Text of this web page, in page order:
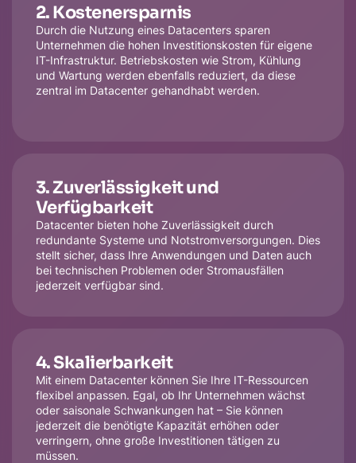
2. Kostenersparnis
Durch die Nutzung eines Datacenters sparen
Unternehmen die hohen Investitionskosten für eigene
IT-Infrastruktur. Betriebskosten wie Strom, Kühlung
und Wartung werden ebenfalls reduziert, da diese
zentral im Datacenter gehandhabt werden.
3. Zuverlässigkeit und
Verfügbarkeit
Datacenter bieten hohe Zuverlässigkeit durch
redundante Systeme und Notstromversorgungen. Dies
stellt sicher, dass Ihre Anwendungen und Daten auch
bei technischen Problemen oder Stromausfällen
jederzeit verfügbar sind.
4. Skalierbarkeit
Mit einem Datacenter können Sie Ihre IT-Ressourcen
flexibel anpassen. Egal, ob Ihr Unternehmen wächst
oder saisonale Schwankungen hat – Sie können
jederzeit die benötigte Kapazität erhöhen oder
verringern, ohne große Investitionen tätigen zu
müssen.